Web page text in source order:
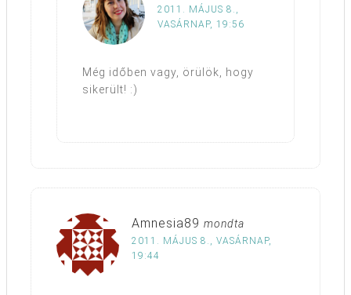
2011. MÁJUS 8.,
VASÁRNAP, 19:56
Még időben vagy, örülök, hogy
sikerült! :)
Amnesia89 mondta
2011. MÁJUS 8., VASÁRNAP,
19:44